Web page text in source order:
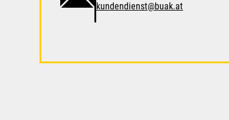
kundendienst@buak.at